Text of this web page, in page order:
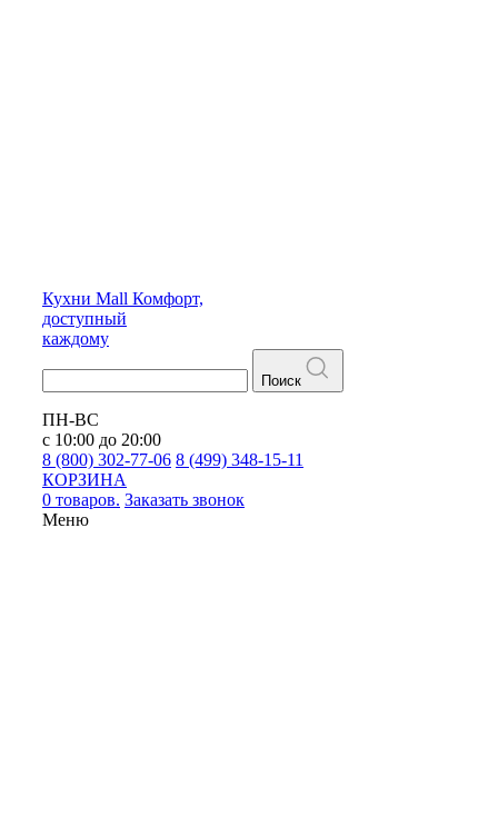
Кухни Mall Комфорт,
доступный
каждому
Поиск
ПН-ВС
с 10:00 до 20:00
8 (800) 302-77-06 8 (499) 348-15-11
КОРЗИНА
0 товаров. Заказать звонок
Меню